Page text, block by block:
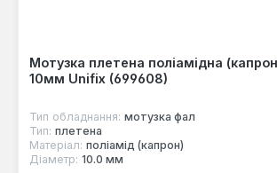
Мотузка плетена поліамідна
10мм Unifix (699608)
Тип обладнання: мотузка фал
Тип: плетена
Матеріал: поліамід (капрон)
Діаметр: 10.0 мм